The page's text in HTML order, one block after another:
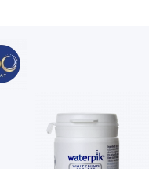
mechanicznego usuwania
skutecznie masuje tkanki
miejscowych
terapeutycznych z
soniczną do zębów